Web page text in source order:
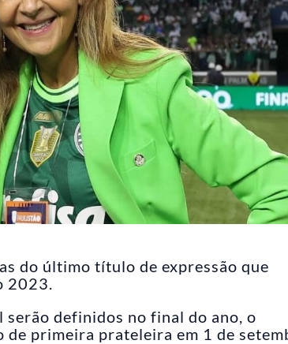
do último título de expressão que
2023.
definidos no final do ano, o
primeira prateleira em 1 de